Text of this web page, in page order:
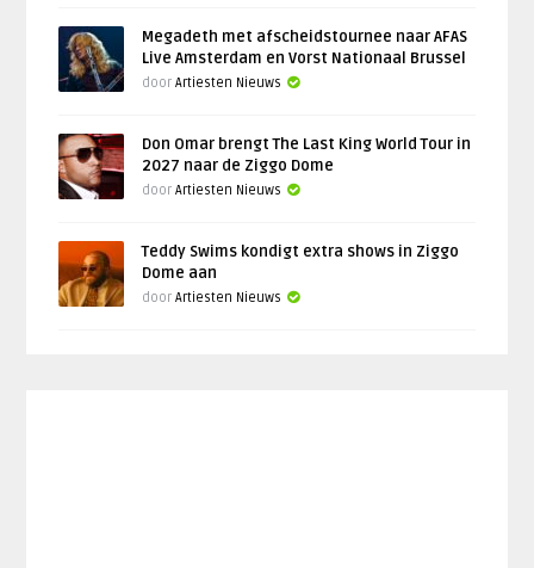
Megadeth met afscheidstournee naar AFAS
Live Amsterdam en Vorst Nationaal Brussel
doorArtiesten Nieuws
Don Omar brengt The Last King World Tour in
2027 naar de Ziggo Dome
doorArtiesten Nieuws
Teddy Swims kondigt extra shows in Ziggo
Dome aan
doorArtiesten Nieuws